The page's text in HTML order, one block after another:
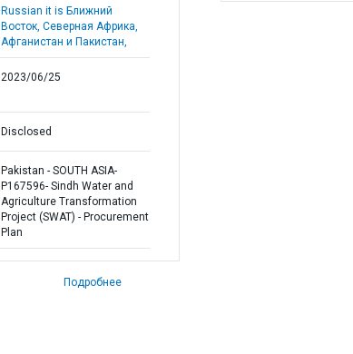
Russian it is Ближний
Восток, Северная Африка,
Афганистан и Пакистан,
2023/06/25
Disclosed
Pakistan - SOUTH ASIA-
P167596- Sindh Water and
Agriculture Transformation
Project (SWAT) - Procurement
Plan
Подробнее